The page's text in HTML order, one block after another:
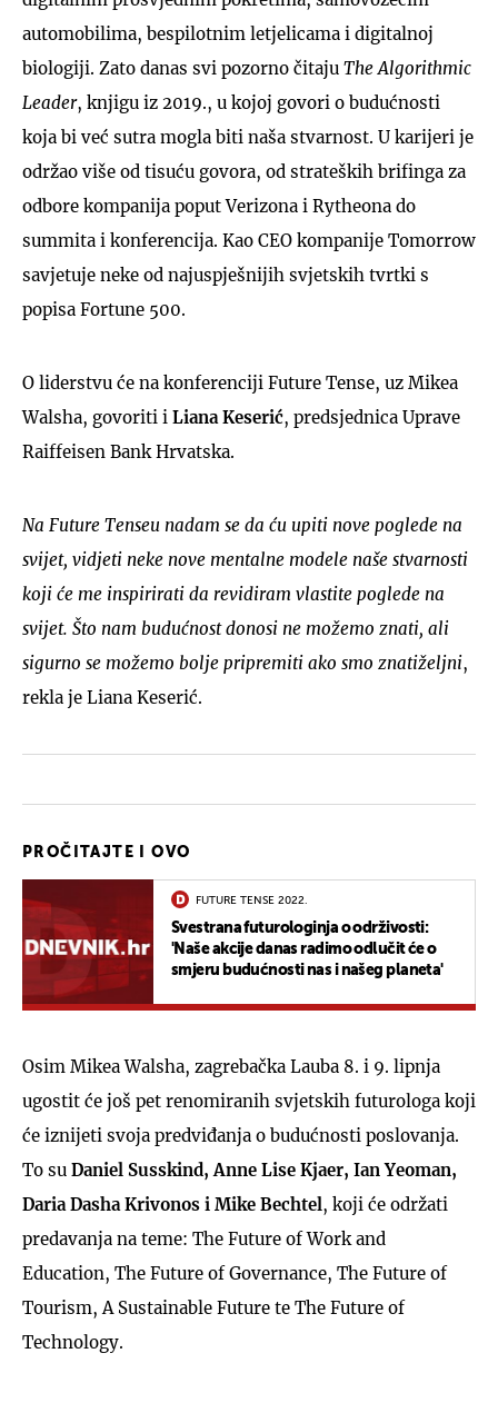
automobilima, bespilotnim letjelicama i digitalnoj
biologiji. Zato danas svi pozorno čitaju The Algorithmic
Leader, knjigu iz 2019., u kojoj govori o budućnosti
koja bi već sutra mogla biti naša stvarnost. U karijeri je
održao više od tisuću govora, od strateških brifinga za
odbore kompanija poput Verizona i Rytheona do
summita i konferencija. Kao CEO kompanije Tomorrow
savjetuje neke od najuspješnijih svjetskih tvrtki s
popisa Fortune 500.
O liderstvu će na konferenciji Future Tense, uz Mikea
Walsha, govoriti i Liana Keserić, predsjednica Uprave
Raiffeisen Bank Hrvatska.
Na Future Tenseu nadam se da ću upiti nove poglede na
svijet, vidjeti neke nove mentalne modele naše stvarnosti
koji će me inspirirati da revidiram vlastite poglede na
svijet. Što nam budućnost donosi ne možemo znati, ali
sigurno se možemo bolje pripremiti ako smo znatiželjni,
rekla je Liana Keserić.
PROČITAJTE I OVO
FUTURE TENSE 2022.
Svestrana futurologinja o održivosti:
'Naše akcije danas radimo odlučit će o
smjeru budućnosti nas i našeg planeta'
Osim Mikea Walsha, zagrebačka Lauba 8. i 9. lipnja
ugostit će još pet renomiranih svjetskih futurologa koji
će iznijeti svoja predviđanja o budućnosti poslovanja.
To su Daniel Susskind, Anne Lise Kjaer, Ian Yeoman,
Daria Dasha Krivonos i Mike Bechtel, koji će održati
predavanja na teme: The Future of Work and
Education, The Future of Governance, The Future of
Tourism, A Sustainable Future te The Future of
Technology.